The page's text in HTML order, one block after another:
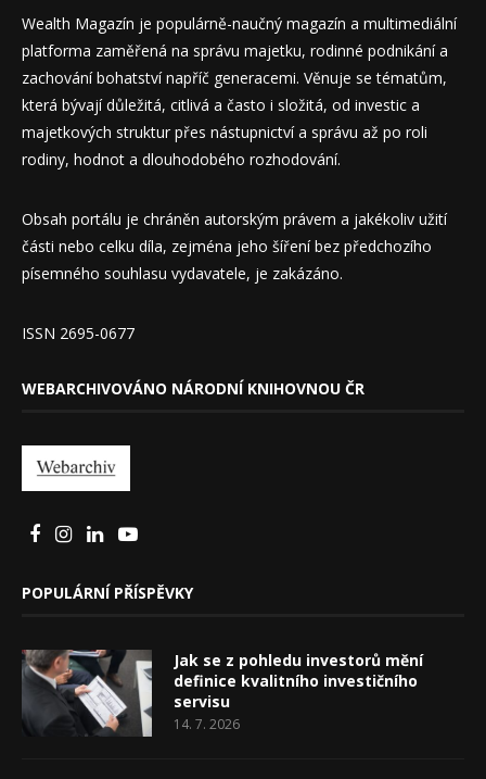
Wealth Magazín je populárně-naučný magazín a multimediální
platforma zaměřená na správu majetku, rodinné podnikání a
zachování bohatství napříč generacemi. Věnuje se tématům,
která bývají důležitá, citlivá a často i složitá, od investic a
majetkových struktur přes nástupnictví a správu až po roli
rodiny, hodnot a dlouhodobého rozhodování.
Obsah portálu je chráněn autorským právem a jakékoliv užití
části nebo celku díla, zejména jeho šíření bez předchozího
písemného souhlasu vydavatele, je zakázáno.
ISSN 2695-0677
WEBARCHIVOVÁNO NÁRODNÍ KNIHOVNOU ČR
POPULÁRNÍ PŘÍSPĚVKY
Jak se z pohledu investorů mění
definice kvalitního investičního
servisu
14. 7. 2026